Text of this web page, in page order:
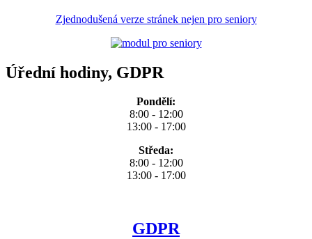
Zjednodušená verze stránek nejen pro seniory
Úřední hodiny, GDPR
Pondělí:
8:00 - 12:00
13:00 - 17:00
Středa:
8:00 - 12:00
13:00 - 17:00
GDPR